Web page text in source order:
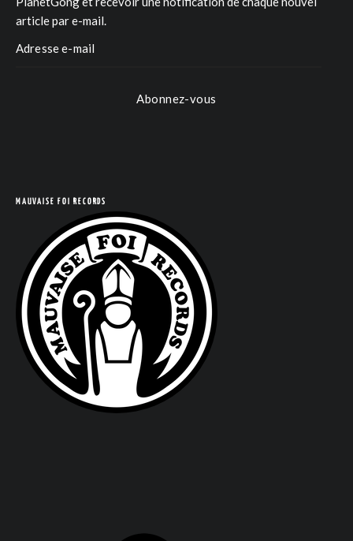
article par e-mail.
Abonnez-vous
MAUVAISE FOI RECORDS